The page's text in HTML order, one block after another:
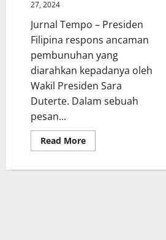
27, 2024
Jurnal Tempo – Presiden
Filipina respons ancaman
pembunuhan yang
diarahkan kepadanya oleh
Wakil Presiden Sara
Duterte. Dalam sebuah
pesan...
Read MoreRead
more
Filipina